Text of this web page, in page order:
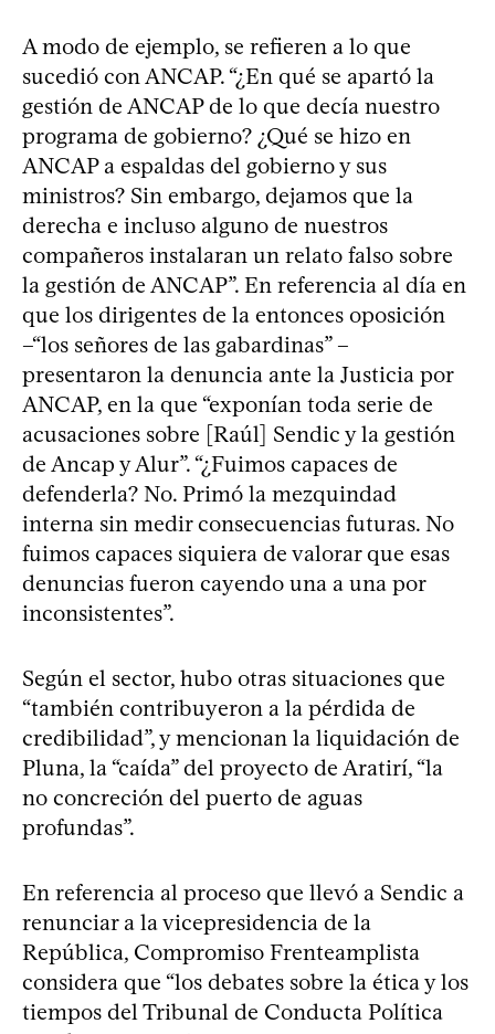
A modo de ejemplo, se refieren a lo que
sucedió con ANCAP. “¿En qué se apartó la
gestión de ANCAP de lo que decía nuestro
programa de gobierno? ¿Qué se hizo en
ANCAP a espaldas del gobierno y sus
ministros? Sin embargo, dejamos que la
derecha e incluso alguno de nuestros
compañeros instalaran un relato falso sobre
la gestión de ANCAP”. En referencia al día en
que los dirigentes de la entonces oposición
–“los señores de las gabardinas” –
presentaron la denuncia ante la Justicia por
ANCAP, en la que “exponían toda serie de
acusaciones sobre [Raúl] Sendic y la gestión
de Ancap y Alur”. “¿Fuimos capaces de
defenderla? No. Primó la mezquindad
interna sin medir consecuencias futuras. No
fuimos capaces siquiera de valorar que esas
denuncias fueron cayendo una a una por
inconsistentes”.
Según el sector, hubo otras situaciones que
“también contribuyeron a la pérdida de
credibilidad”, y mencionan la liquidación de
Pluna, la “caída” del proyecto de Aratirí, “la
no concreción del puerto de aguas
profundas”.
En referencia al proceso que llevó a Sendic a
renunciar a la vicepresidencia de la
República, Compromiso Frenteamplista
considera que “los debates sobre la ética y los
tiempos del Tribunal de Conducta Política